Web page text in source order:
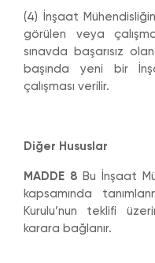
(4) İnşaat
görülen veya
sınavda başarısız
başında yeni bir
çalışması verilir.
Diğer Hususlar
MADDE 8Bu İnşaat
kapsamında
Kurulu’nun teklifi
karara bağlanır.